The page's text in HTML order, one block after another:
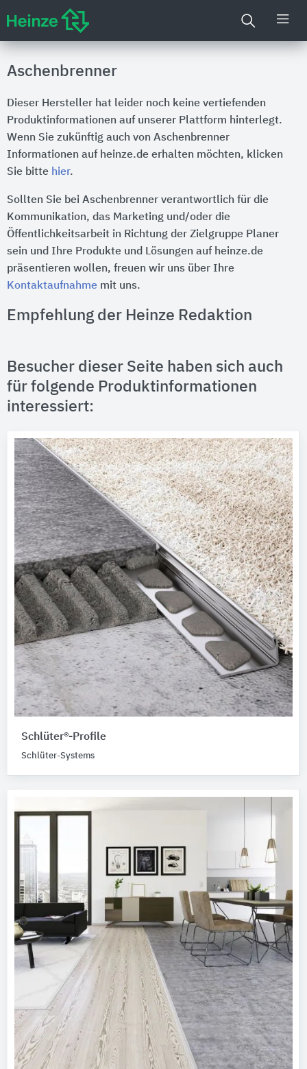
Aschenbrenner
Dieser Hersteller hat leider noch keine vertiefenden
Produktinformationen auf unserer Plattform hinterlegt.
Wenn Sie zukünftig auch von Aschenbrenner
Informationen auf heinze.de erhalten möchten, klicken
Sie bitte hier.
Sollten Sie bei Aschenbrenner verantwortlich für die
Kommunikation, das Marketing und/oder die
Öffentlichkeitsarbeit in Richtung der Zielgruppe Planer
sein und Ihre Produkte und Lösungen auf heinze.de
präsentieren wollen, freuen wir uns über Ihre
Kontaktaufnahme mit uns.
Empfehlung der Heinze Redaktion
Besucher dieser Seite haben sich auch
für folgende Produktinformationen
interessiert:
Schlüter®-Profile
Schlüter-Systems